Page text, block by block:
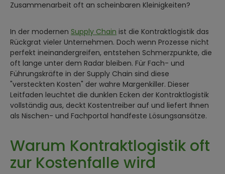
Zusammenarbeit oft an scheinbaren Kleinigkeiten?
In der modernen Supply Chain ist die Kontraktlogistik das
Rückgrat vieler Unternehmen. Doch wenn Prozesse nicht
perfekt ineinandergreifen, entstehen Schmerzpunkte, die
oft lange unter dem Radar bleiben. Für Fach- und
Führungskräfte in der Supply Chain sind diese
"versteckten Kosten" der wahre Margenkiller. Dieser
Leitfaden leuchtet die dunklen Ecken der Kontraktlogistik
vollständig aus, deckt Kostentreiber auf und liefert Ihnen
als Nischen- und Fachportal handfeste Lösungsansätze.
Warum Kontraktlogistik oft
zur Kostenfalle wird